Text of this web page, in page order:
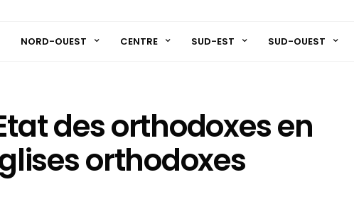
NORD-OUEST CENTRE SUD-EST SUD-OUEST
des orthodoxes en
orthodoxes